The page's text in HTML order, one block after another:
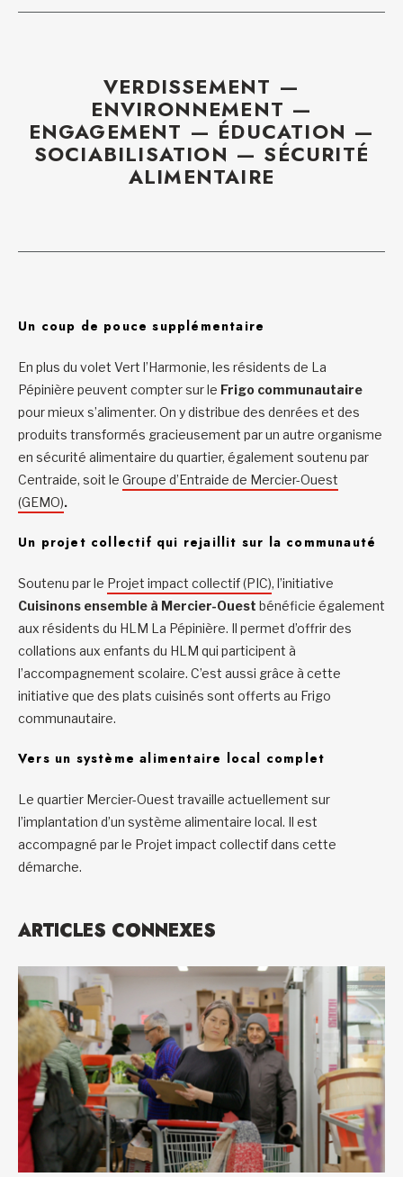
VERDISSEMENT —
ENVIRONNEMENT —
ENGAGEMENT — ÉDUCATION —
SOCIABILISATION — SÉCURITÉ
ALIMENTAIRE
Un coup de pouce supplémentaire
En plus du volet Vert l’Harmonie, les résidents de La
Pépinière peuvent compter sur le Frigo communautaire
pour mieux s’alimenter. On y distribue des denrées et des
produits transformés gracieusement par un autre organisme
en sécurité alimentaire du quartier, également soutenu par
Centraide, soit le Groupe d’Entraide de Mercier-Ouest
(GEMO).
Un projet collectif qui rejaillit sur la communauté
Soutenu par le Projet impact collectif (PIC), l’initiative
Cuisinons ensemble à Mercier-Ouest bénéficie également
aux résidents du HLM La Pépinière. Il permet d’offrir des
collations aux enfants du HLM qui participent à
l’accompagnement scolaire. C’est aussi grâce à cette
initiative que des plats cuisinés sont offerts au Frigo
communautaire.
Vers un système alimentaire local complet
Le quartier Mercier-Ouest travaille actuellement sur
l’implantation d’un système alimentaire local. Il est
accompagné par le Projet impact collectif dans cette
démarche.
ARTICLES CONNEXES